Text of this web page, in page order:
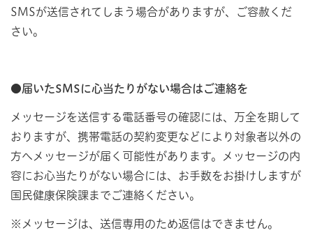
SMSが送信されてしまう場合がありますが、ご容赦くだ
さい。
●届いたSMSに心当たりがない場合はご連絡を
メッセージを送信する電話番号の確認には、万全を期して
おりますが、携帯電話の契約変更などにより対象者以外の
方へメッセージが届く可能性があります。メッセージの内
容にお心当たりがない場合には、お手数をお掛けしますが
国民健康保険課までご連絡ください。
※メッセージは、送信専用のため返信はできません。